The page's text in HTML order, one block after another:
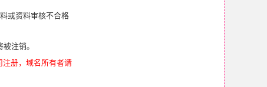
或资料审核不合格
注销。
册，域名所有者请